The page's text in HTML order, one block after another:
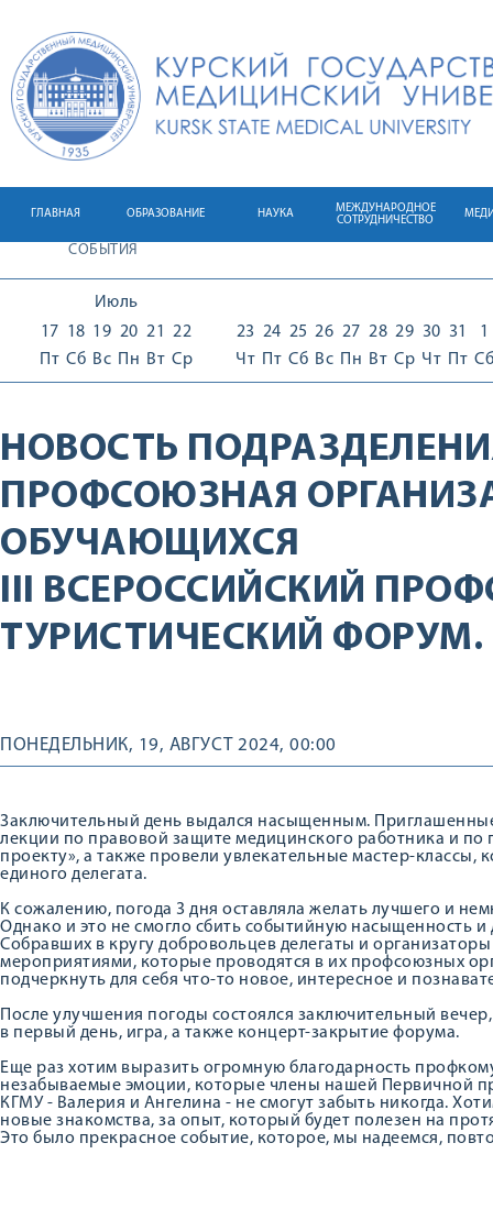
ГЛАВНАЯ ОБРАЗОВАНИЕ НАУКА
МЕЖДУНАРОДНОЕ
СОТРУДНИЧЕСТВО
СОБЫТИЯ
Июль
17
Пт
18
Сб
19
Вс
20
Пн
21
Вт
22
Ср
23
Чт
24
Пт
25
Сб
26
Вс
27
Пн
28
Вт
29
Ср
30
Чт
31
Пт
1
Сб
НОВОСТЬ
ПРОФСОЮЗНАЯ
ОБУЧАЮЩИХСЯ
III ВСЕРОССИЙСКИЙ
ТУРИСТИЧЕСКИЙ ФОРУМ.
ПОНЕДЕЛЬНИК, 19, АВГУСТ 2024, 00:00
Заключительный день выдался насыщенным.
лекции по правовой защите медицинского работника и по
проекту», а также провели увлекательные мастер-
единого делегата.
К сожалению, погода 3 дня оставляла желать лучшего и
Однако и это не смогло сбить событийную насыщенность
Собравших в кругу добровольцев делегаты и
мероприятиями, которые проводятся в их профсоюзных
подчеркнуть для себя что-то новое, интересное и
После улучшения погоды состоялся заключительный
в первый день, игра, а также концерт-закрытие форума.
Еще раз хотим выразить огромную благодарность
незабываемые эмоции, которые члены нашей Первичной
КГМУ - Валерия и Ангелина - не смогут забыть никогда.
новые знакомства, за опыт, который будет полезен на
Это было прекрасное событие, которое, мы надеемся,